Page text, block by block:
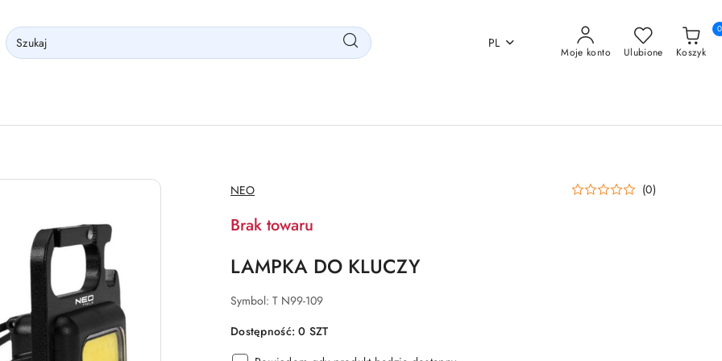
PL
Moje konto Ulubione Koszyk
0
NAZWA
PRODUCENTA:
NEO (0)
Brak towaru
LAMPKA DO KLUCZY
Symbol: T N99-109
Dostępność:0 SZT